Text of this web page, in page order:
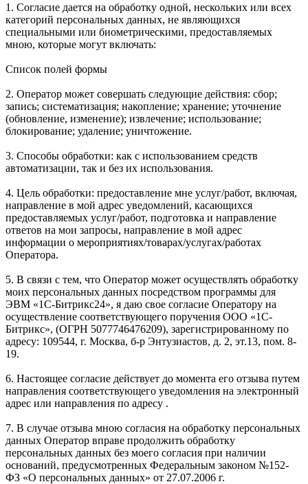
1. Согласие дается на обработку одной, нескольких или всех
категорий персональных данных, не являющихся
специальными или биометрическими, предоставляемых
мною, которые могут включать:
Список полей формы
2. Оператор может совершать следующие действия: сбор;
запись; систематизация; накопление; хранение; уточнение
(обновление, изменение); извлечение; использование;
блокирование; удаление; уничтожение.
3. Способы обработки: как с использованием средств
автоматизации, так и без их использования.
4. Цель обработки: предоставление мне услуг/работ, включая,
направление в мой адрес уведомлений, касающихся
предоставляемых услуг/работ, подготовка и направление
ответов на мои запросы, направление в мой адрес
информации о мероприятиях/товарах/услугах/работах
Оператора.
5. В связи с тем, что Оператор может осуществлять обработку
моих персональных данных посредством программы для
ЭВМ «1С-Битрикс24», я даю свое согласие Оператору на
осуществление соответствующего поручения ООО «1С-
Битрикс», (ОГРН 5077746476209), зарегистрированному по
адресу: 109544, г. Москва, б-р Энтузиастов, д. 2, эт.13, пом. 8-
19.
6. Настоящее согласие действует до момента его отзыва путем
направления соответствующего уведомления на электронный
адрес или направления по адресу .
7. В случае отзыва мною согласия на обработку персональных
данных Оператор вправе продолжить обработку
персональных данных без моего согласия при наличии
оснований, предусмотренных Федеральным законом №152-
ФЗ «О персональных данных» от 27.07.2006 г.